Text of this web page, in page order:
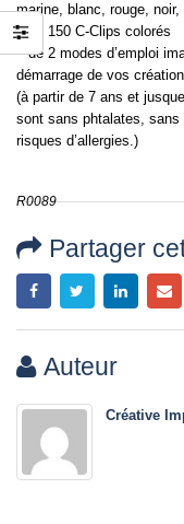
marine, blanc, rouge,
– de 150 C-Clips colorés
– de 2 modes d’emploi
démarrage de vos
(à partir de 7 ans et
sont sans phtalates,
risques d’allergies.)
R0089
Partager
Auteur
Créative